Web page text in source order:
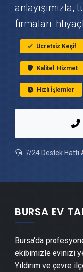
anlayışımızla,
firmaları
Ücretsiz Keşif
Kaliteli Hizmet
Hızlı İşlemler
7/24 Destek Hattı
BURSA EV
Bursa'da
ekibimizle evinizi
Yıldırım ve çevre